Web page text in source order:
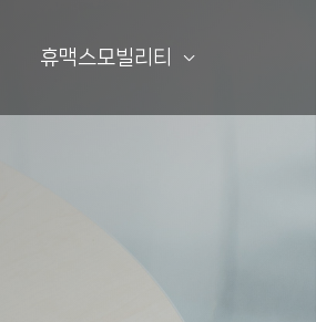
휴맥스모빌리티